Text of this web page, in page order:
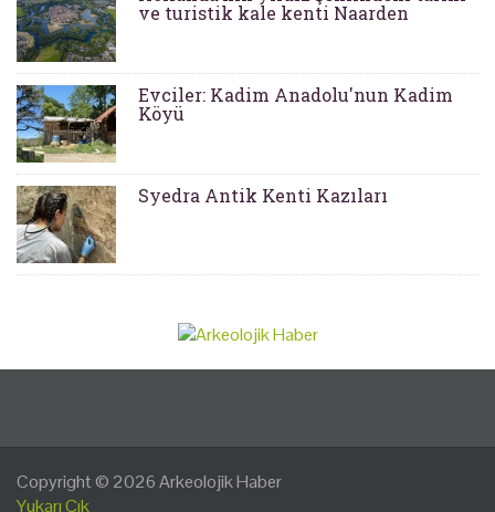
ve turistik kale kenti Naarden
Evciler: Kadim Anadolu'nun Kadim
Köyü
Syedra Antik Kenti Kazıları
Copyright © 2026Arkeolojik Haber
Yukarı Çık